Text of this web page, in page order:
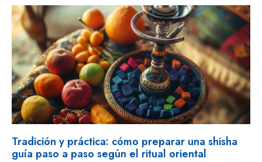
Tradición y práctica: cómo preparar una shisha
guía paso a paso según el ritual oriental